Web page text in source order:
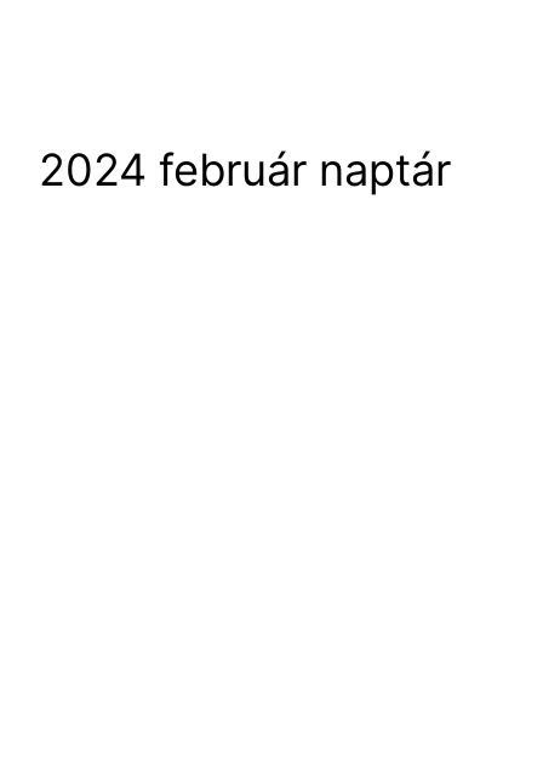
2024 február naptár